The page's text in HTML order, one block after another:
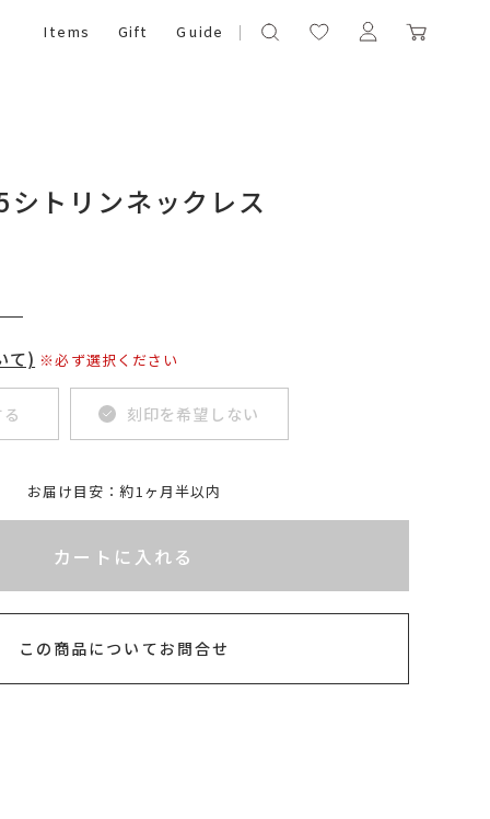
Items Gift Guide
トリンネックレス
て) ※必ず選択ください
刻印を希望しない
お届け目安：約1ヶ月半以内
カートに入れる
この商品についてお問合せ